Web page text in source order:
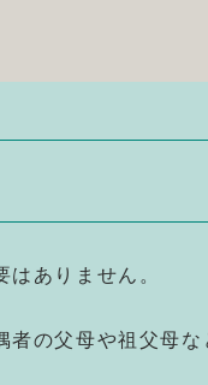
ありません。
の父母や祖父母